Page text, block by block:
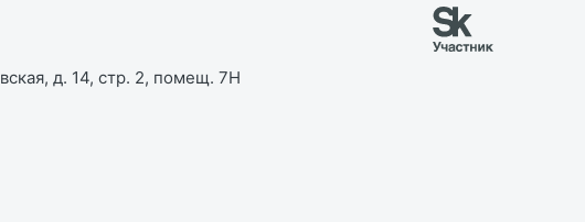
д. 14, стр. 2, помещ. 7Н